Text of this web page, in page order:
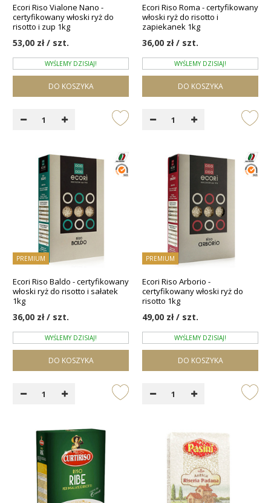
Ecori Riso Vialone Nano -
certyfikowany włoski ryż do
risotto i zup 1kg
53,00 zł / szt.
WYŚLEMY DZISIAJ!
DO KOSZYKA
Ecori Riso Roma - certyfikowany
włoski ryż do risotto i
zapiekanek 1kg
36,00 zł / szt.
WYŚLEMY DZISIAJ!
DO KOSZYKA
PREMIUM
Ecori Riso Baldo - certyfikowany
włoski ryż do risotto i sałatek
1kg
36,00 zł / szt.
WYŚLEMY DZISIAJ!
DO KOSZYKA
PREMIUM
Ecori Riso Arborio -
certyfikowany włoski ryż do
risotto 1kg
49,00 zł / szt.
WYŚLEMY DZISIAJ!
DO KOSZYKA